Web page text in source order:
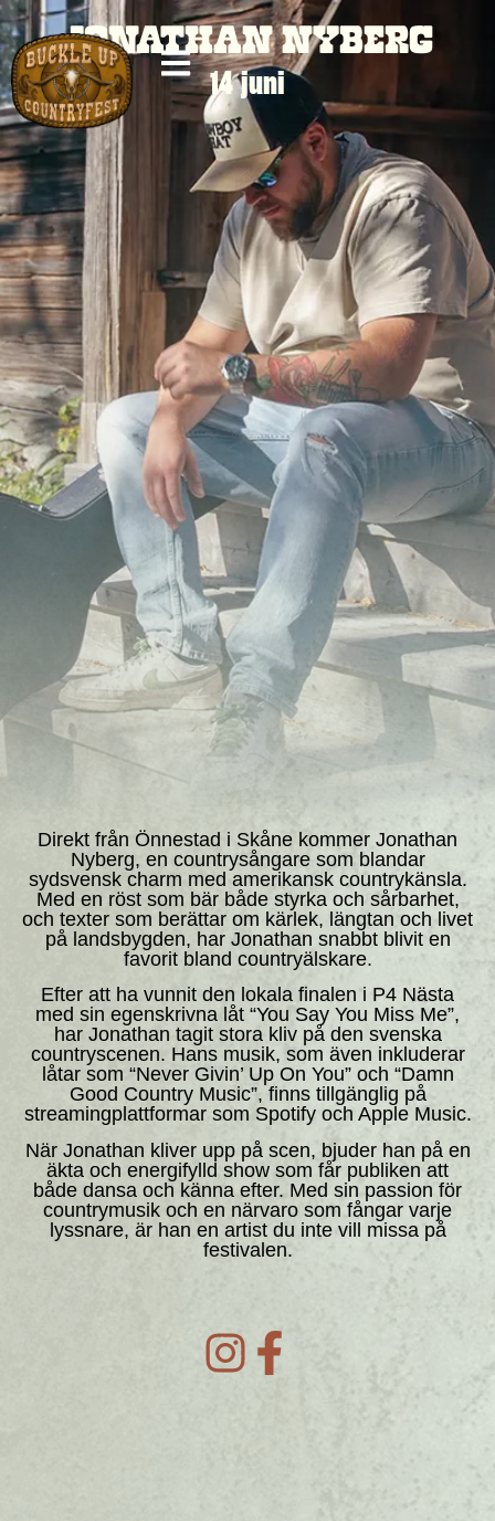
JONATHAN NYBERG
14 juni
Direkt från Önnestad i Skåne kommer Jonathan
Nyberg, en countrysångare som blandar
sydsvensk charm med amerikansk countrykänsla.
Med en röst som bär både styrka och sårbarhet,
och texter som berättar om kärlek, längtan och livet
på landsbygden, har Jonathan snabbt blivit en
favorit bland countryälskare.
Efter att ha vunnit den lokala finalen i P4 Nästa
med sin egenskrivna låt “You Say You Miss Me”,
har Jonathan tagit stora kliv på den svenska
countryscenen. Hans musik, som även inkluderar
låtar som “Never Givin’ Up On You” och “Damn
Good Country Music”, finns tillgänglig på
streamingplattformar som Spotify och Apple Music.
När Jonathan kliver upp på scen, bjuder han på en
äkta och energifylld show som får publiken att
både dansa och känna efter. Med sin passion för
countrymusik och en närvaro som fångar varje
lyssnare, är han en artist du inte vill missa på
festivalen.